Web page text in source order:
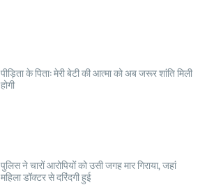
पीड़िता के पिता: मेरी बेटी की आत्मा को अब जरूर शांति मिली
होगी
पुलिस ने चारों आरोपियों को उसी जगह मार गिराया, जहां
महिला डॉक्टर से दरिंदगी हुई